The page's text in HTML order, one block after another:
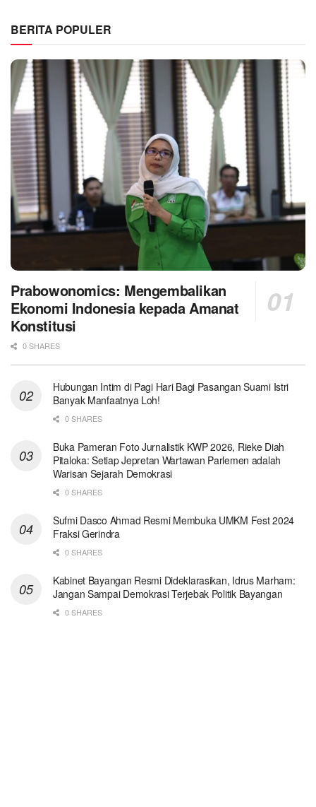
BERITA POPULER
Prabowonomics: Mengembalikan
Ekonomi Indonesia kepada Amanat
Konstitusi
0 SHARES
Hubungan Intim di Pagi Hari Bagi Pasangan Suami Istri
Banyak Manfaatnya Loh!
0 SHARES
Buka Pameran Foto Jurnalistik KWP 2026, Rieke Diah
Pitaloka: Setiap Jepretan Wartawan Parlemen adalah
Warisan Sejarah Demokrasi
0 SHARES
Sufmi Dasco Ahmad Resmi Membuka UMKM Fest 2024
Fraksi Gerindra
0 SHARES
Kabinet Bayangan Resmi Dideklarasikan, Idrus Marham:
Jangan Sampai Demokrasi Terjebak Politik Bayangan
0 SHARES